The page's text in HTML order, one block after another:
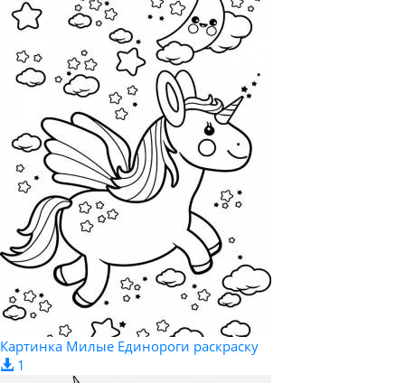
Картинка Милые Единороги раскраску
1